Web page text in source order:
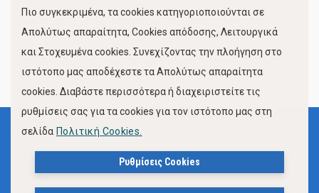
FOLLOW US
Όροι Χρήσης
Πολιτική Προστασίας Προσωπικών Δεδομένων
Πιο συγκεκριμένα, τα cookies κατηγοριοποιούνται σε
Απολύτως απαραίτητα, Cookies απόδοσης, Λειτουργικά
και Στοχευμένα cookies. Συνεχίζοντας την πλοήγηση στο
ιστότοπο μας αποδέχεστε τα Απολύτως απαραίτητα
cookies. Διαβάστε περισσότερα ή διαχειριστείτε τις
ρυθμίσεις σας για τα cookies για τον ιστότοπο μας στη
σελίδα Πολιτική Cookies.
Ρυθμίσεις Cookies